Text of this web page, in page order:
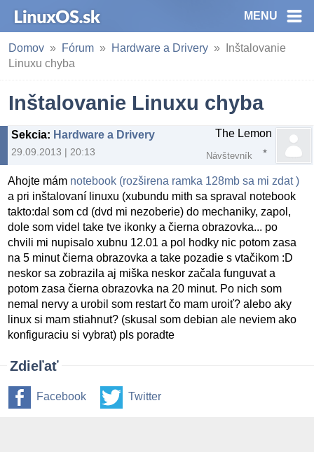
MENU
Domov Fórum Hardware a Drivery
Inštalovanie
Linuxu chyba
Inštalovanie Linuxu chyba
Sekcia: Hardware a Drivery
29.09.2013 | 20:13
The Lemon
Návštevník
Ahojte mám notebook (rozširena ramka 128mb sa mi zdat )
a pri inštalovaní linuxu (xubundu mith sa spraval notebook
takto:dal som cd (dvd mi nezoberie) do mechaniky, zapol,
dole som videl take tve ikonky a čierna obrazovka... po
chvili mi nupisalo xubnu 12.01 a pol hodky nic potom zasa
na 5 minut čierna obrazovka a take pozadie s vtačikom :D
neskor sa zobrazila aj miška neskor začala funguvat a
potom zasa čierna obrazovka na 20 minut. Po nich som
nemal nervy a urobil som restart čo mam uroiť? alebo aky
linux si mam stiahnut? (skusal som debian ale neviem ako
konfiguraciu si vybrat) pls poradte
Zdieľať
Facebook Twitter